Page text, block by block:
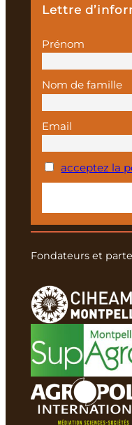
Lettre
Prénom
Nom de famille
Email
acceptez la
Fondateurs et